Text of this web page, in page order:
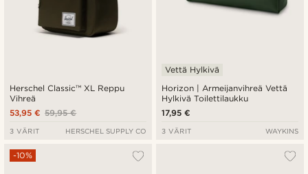
Herschel Classic™ XL Reppu
Vihreä
59,95 €
53,95 €
3 VÄRIT HERSCHEL SUPPLY CO
Horizon | Armeijanvihreä Vettä
Hylkivä Toilettilaukku
Vettä Hylkivä
17,95 €
3 VÄRIT WAYKINS
-10%